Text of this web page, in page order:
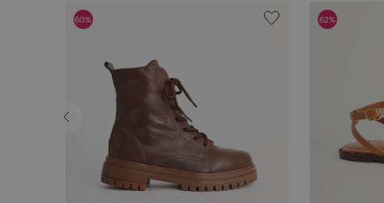
60% 62%